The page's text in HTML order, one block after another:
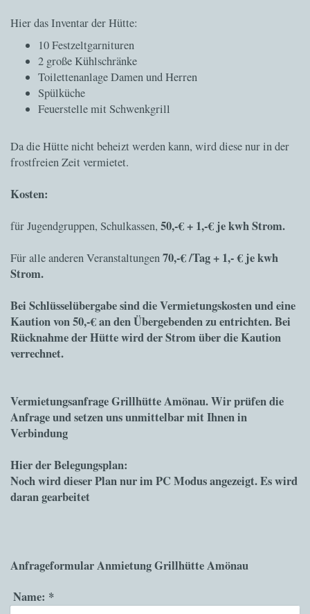
Hier das Inventar der Hütte:
10 Festzeltgarnituren
2 große Kühlschränke
Toilettenanlage Damen und Herren
Spülküche
Feuerstelle mit Schwenkgrill
Da die Hütte nicht beheizt werden kann, wird diese nur in der
frostfreien Zeit vermietet.
Kosten:
für Jugendgruppen, Schulkassen, 50,-€ + 1,-€ je kwh Strom.
Für alle anderen Veranstaltungen70,-€ /Tag + 1,- € je kwh
Strom.
Bei Schlüsselübergabe sind die Vermietungskosten und eine
Kaution von 50,-€ an den Übergebenden zu entrichten. Bei
Rücknahme der Hütte wird der Strom über die Kaution
verrechnet.
Vermietungsanfrage Grillhütte Amönau. Wir prüfen die
Anfrage und setzen uns unmittelbar mit Ihnen in
Verbindung
Hier der Belegungsplan:
Noch wird dieser Plan nur im PC Modus angezeigt. Es wird
daran gearbeitet
Anfrageformular Anmietung Grillhütte Amönau
Name: *